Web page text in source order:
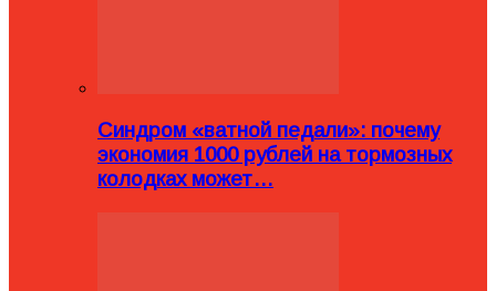
Синдром «ватной педали»: почему
экономия 1000 рублей на тормозных
колодках может…